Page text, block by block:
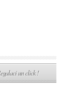
un click !